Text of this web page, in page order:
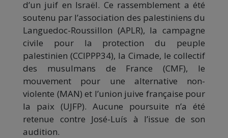
d’un juif en Israël. Ce rassemblement a été
soutenu par l’association des palestiniens du
Languedoc-Roussillon (APLR), la campagne
civile pour la protection du peuple
palestinien (CCIPPP34), la Cimade, le collectif
des musulmans de France (CMF), le
mouvement pour une alternative non-
violente (MAN) et l’union juive française pour
la paix (UJFP). Aucune poursuite n’a été
retenue contre José-Luís à l’issue de son
audition.